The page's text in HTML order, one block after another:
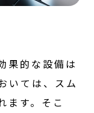
果的な設備は
いては、スム
ます。そこ